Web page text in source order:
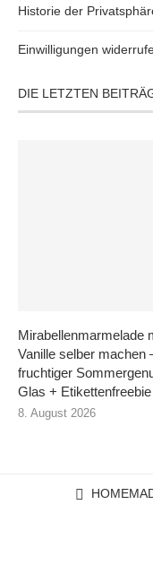
Historie der
Einwilligungen
DIE LETZTEN
Mirabellenmarmelade
Vanille selber machen
fruchtiger
Glas + Etikettenfreebie
8. August 2026